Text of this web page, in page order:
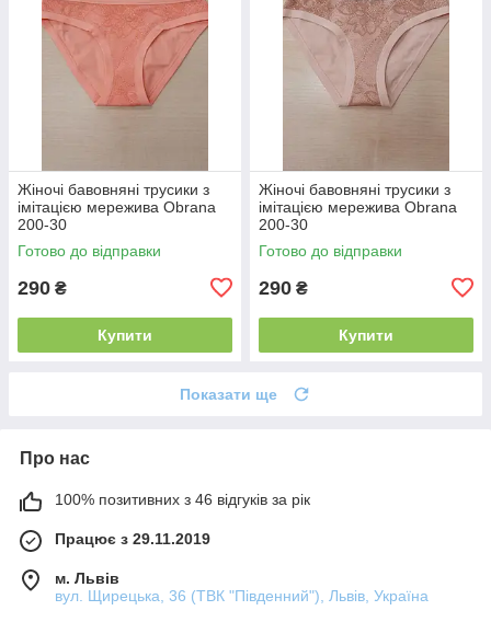
Жіночі бавовняні трусики з
імітацією мережива Obrana
200-30
Готово до відправки
290 ₴
Купити
Жіночі бавовняні трусики з
імітацією мережива Obrana
200-30
Готово до відправки
290 ₴
Купити
Показати ще
Про нас
100% позитивних з 46 відгуків за рік
Працює з 29.11.2019
м. Львів
вул. Щирецька, 36 (ТВК "Південний"), Львів, Україна